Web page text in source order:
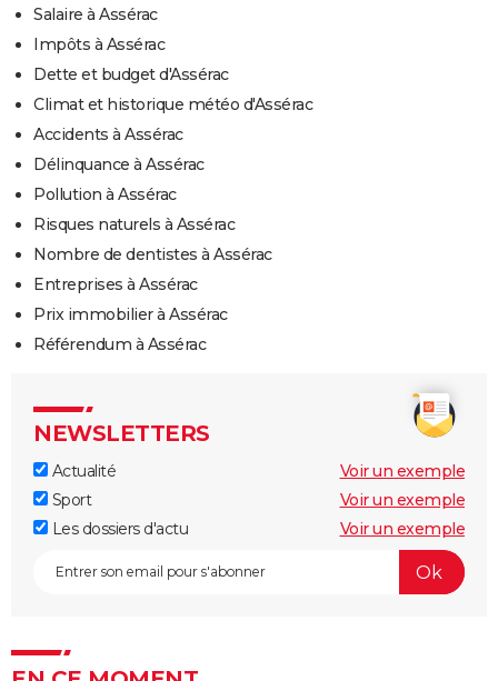
Salaire à Assérac
Impôts à Assérac
Dette et budget d'Assérac
Climat et historique météo d'Assérac
Accidents à Assérac
Délinquance à Assérac
Pollution à Assérac
Risques naturels à Assérac
Nombre de dentistes à Assérac
Entreprises à Assérac
Prix immobilier à Assérac
Référendum à Assérac
NEWSLETTERS
Actualité
Voir un exemple
Sport
Voir un exemple
Les dossiers d'actu
Voir un exemple